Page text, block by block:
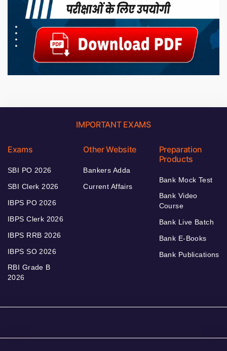
IMPORTANT EXAMS
Exams
SBI PO 2026
SBI Clerk 2026
IBPS PO 2026
IBPS Clerk 2026
IBPS RRB 2026
IBPS SO 2026
RBI Grade B
2026
Other Website
Bankers Adda
Current Affairs
Preparation
Products
Bank Mock Test
Bank Video
Course
Bank Live Batch
Bank E-Books
Bank Publications